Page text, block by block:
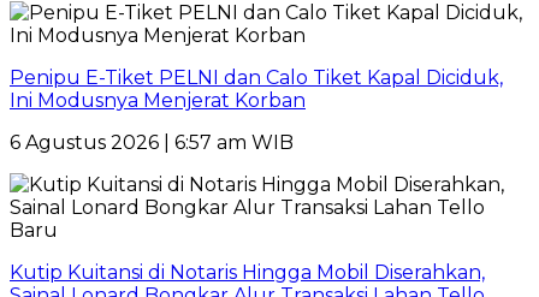
Penipu E-Tiket PELNI dan Calo Tiket Kapal Diciduk,
Ini Modusnya Menjerat Korban
6 Agustus 2026 | 6:57 am WIB
Kutip Kuitansi di Notaris Hingga Mobil Diserahkan,